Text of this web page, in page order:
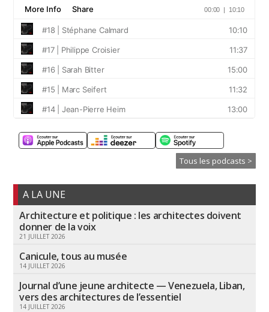
Tous les podcasts >
A LA UNE
Architecture et politique : les architectes doivent
donner de la voix
21 JUILLET 2026
Canicule, tous au musée
14 JUILLET 2026
Journal d’une jeune architecte — Venezuela, Liban,
vers des architectures de l’essentiel
14 JUILLET 2026